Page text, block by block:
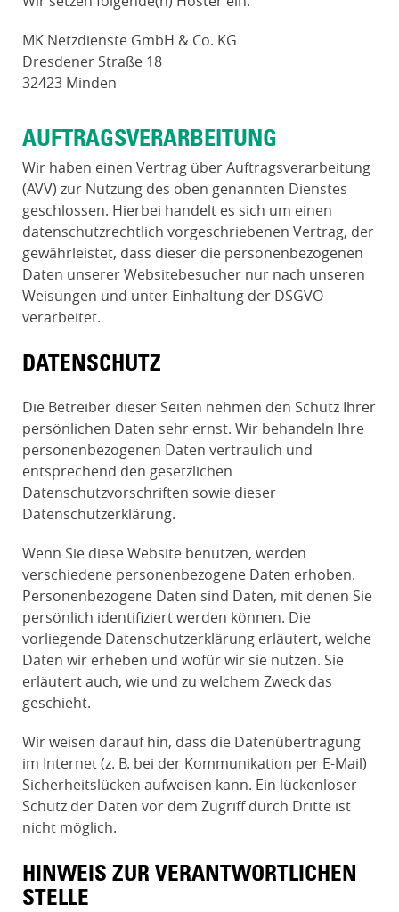
MK Netzdienste GmbH & Co. KG
Dresdener Straße 18
32423 Minden
AUFTRAGSVERARBEITUNG
Wir haben einen Vertrag über Auftragsverarbeitung
(AVV) zur Nutzung des oben genannten Dienstes
geschlossen. Hierbei handelt es sich um einen
datenschutzrechtlich vorgeschriebenen Vertrag, der
gewährleistet, dass dieser die personenbezogenen
Daten unserer Websitebesucher nur nach unseren
Weisungen und unter Einhaltung der DSGVO
verarbeitet.
DATENSCHUTZ
Die Betreiber dieser Seiten nehmen den Schutz Ihrer
persönlichen Daten sehr ernst. Wir behandeln Ihre
personenbezogenen Daten vertraulich und
entsprechend den gesetzlichen
Datenschutzvorschriften sowie dieser
Datenschutzerklärung.
Wenn Sie diese Website benutzen, werden
verschiedene personenbezogene Daten erhoben.
Personenbezogene Daten sind Daten, mit denen Sie
persönlich identifiziert werden können. Die
vorliegende Datenschutzerklärung erläutert, welche
Daten wir erheben und wofür wir sie nutzen. Sie
erläutert auch, wie und zu welchem Zweck das
geschieht.
Wir weisen darauf hin, dass die Datenübertragung
im Internet (z. B. bei der Kommunikation per E-Mail)
Sicherheitslücken aufweisen kann. Ein lückenloser
Schutz der Daten vor dem Zugriff durch Dritte ist
nicht möglich.
HINWEIS ZUR VERANTWORTLICHEN
STELLE